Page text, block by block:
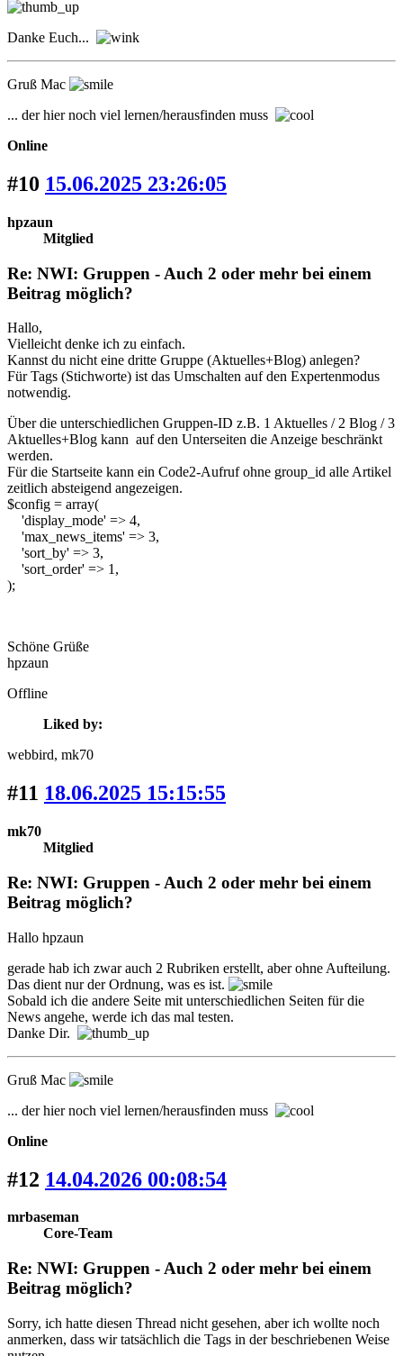
Danke Euch...
Gruß Mac
... der hier noch viel lernen/herausfinden muss
Online
#10 15.06.2025 23:26:05
hpzaun
Mitglied
Re: NWI: Gruppen - Auch 2 oder mehr bei einem
Beitrag möglich?
Hallo,
Vielleicht denke ich zu einfach.
Kannst du nicht eine dritte Gruppe (Aktuelles+Blog) anlegen?
Für Tags (Stichworte) ist das Umschalten auf den Expertenmodus
notwendig.
Über die unterschiedlichen Gruppen-ID z.B. 1 Aktuelles / 2 Blog / 3
Aktuelles+Blog kann auf den Unterseiten die Anzeige beschränkt
werden.
Für die Startseite kann ein Code2-Aufruf ohne group_id alle Artikel
zeitlich absteigend angezeigen.
$config = array(
'display_mode' => 4,
'max_news_items' => 3,
'sort_by' => 3,
'sort_order' => 1,
);
Schöne Grüße
hpzaun
Offline
Liked by:
webbird, mk70
#11 18.06.2025 15:15:55
mk70
Mitglied
Re: NWI: Gruppen - Auch 2 oder mehr bei einem
Beitrag möglich?
Hallo hpzaun
gerade hab ich zwar auch 2 Rubriken erstellt, aber ohne Aufteilung.
Das dient nur der Ordnung, was es ist.
Sobald ich die andere Seite mit unterschiedlichen Seiten für die
News angehe, werde ich das mal testen.
Danke Dir.
Gruß Mac
... der hier noch viel lernen/herausfinden muss
Online
#12 14.04.2026 00:08:54
mrbaseman
Core-Team
Re: NWI: Gruppen - Auch 2 oder mehr bei einem
Beitrag möglich?
Sorry, ich hatte diesen Thread nicht gesehen, aber ich wollte noch
anmerken, dass wir tatsächlich die Tags in der beschriebenen Weise